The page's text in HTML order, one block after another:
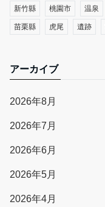
新竹縣 桃園市 温泉
苗栗縣 虎尾 遺跡
アーカイブ
2026年8月
2026年7月
2026年6月
2026年5月
2026年4月